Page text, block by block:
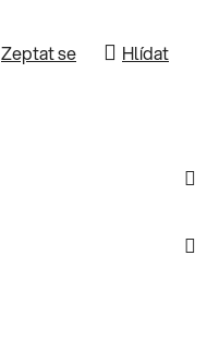
Zeptat se Hlídat